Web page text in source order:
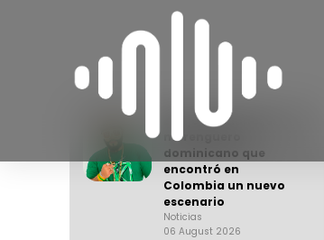
El Hijo de Juana: el
merenguero
dominicano que
encontró en
Colombia un nuevo
escenario
Noticias
06 August 2026